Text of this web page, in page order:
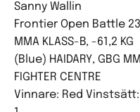
Sanny Wallin
Frontier Open Battle 23
MMA KLASS-B, -61,2 KG
(Blue) HAIDARY, GBG
FIGHTER CENTRE
Vinnare: Red